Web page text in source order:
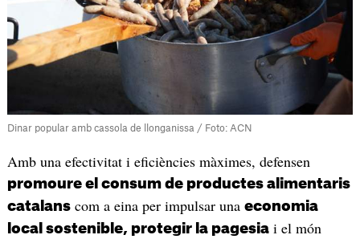
Dinar popular amb cassola de llonganissa / Foto: ACN
Amb una efectivitat i eficiències màximes, defensen
promoure el consum de productes alimentaris
catalanscom a eina per impulsar una economia
local sostenible, protegir la pagesiai el món